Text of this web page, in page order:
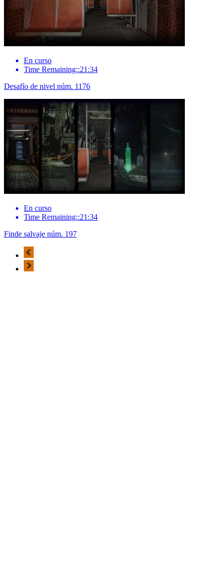
En curso
Time Remaining::21:34
Desafío de nivel núm. 1176
En curso
Time Remaining::21:34
Finde salvaje núm. 197